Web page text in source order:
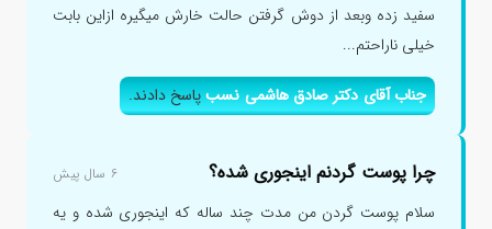
سفید زده وبعد از دوش گرفتن حالت خارش میگیره ازاین بابت
خیلی ناراحتم...
جناب آقای دکتر صادق هاشمی نسبپاسخ دادند.
چرا پوست گردنم اینجوری شده؟ ۶ سال پیش
سلام پوست گردن من مدت چند ساله که اینجوری شده و یه